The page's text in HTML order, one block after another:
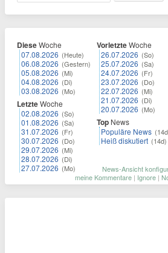
DieseWoche
07.08.2026 (Heute)
06.08.2026 (Gestern)
05.08.2026 (Mi)
04.08.2026 (Di)
03.08.2026 (Mo)
LetzteWoche
02.08.2026 (So)
01.08.2026 (Sa)
31.07.2026 (Fr)
30.07.2026 (Do)
29.07.2026 (Mi)
28.07.2026 (Di)
27.07.2026 (Mo)
VorletzteWoche
26.07.2026 (So)
25.07.2026 (Sa)
24.07.2026 (Fr)
23.07.2026 (Do)
22.07.2026 (Mi)
21.07.2026 (Di)
20.07.2026 (Mo)
Top News
Populäre News
Heiß diskutiert (14d)
News-Ansicht
meine Kommentare | Ignore |